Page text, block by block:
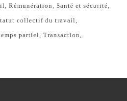
Rémunération Santé et sécurité
collectif du travail
partiel Transaction